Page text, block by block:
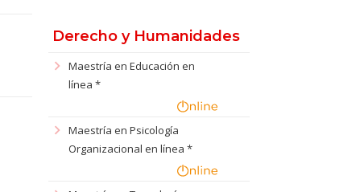
Derecho y Humanidades
chevron_right
Maestría en Educación en
línea *
chevron_right
Maestría en Psicología
Organizacional en línea *